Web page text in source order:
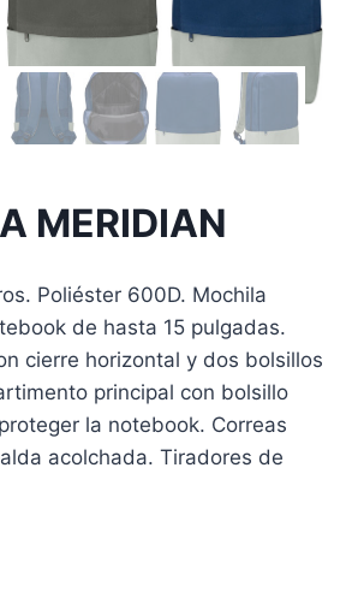
MERIDIAN
Poliéster 600D. Mochila
de hasta 15 pulgadas.
cierre horizontal y dos bolsillos
principal con bolsillo
la notebook. Correas
acolchada. Tiradores de